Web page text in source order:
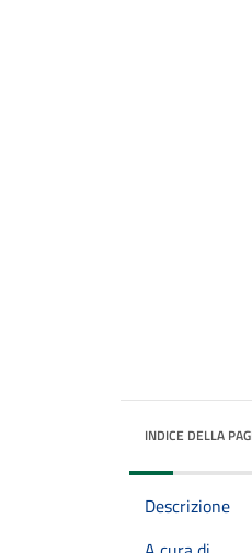
INDICE DELLA
Descrizione